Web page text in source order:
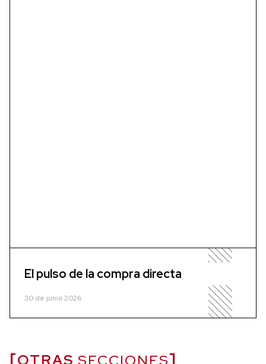
El pulso de la compra directa
30 de junio 2026
OTRAS SECCIONES